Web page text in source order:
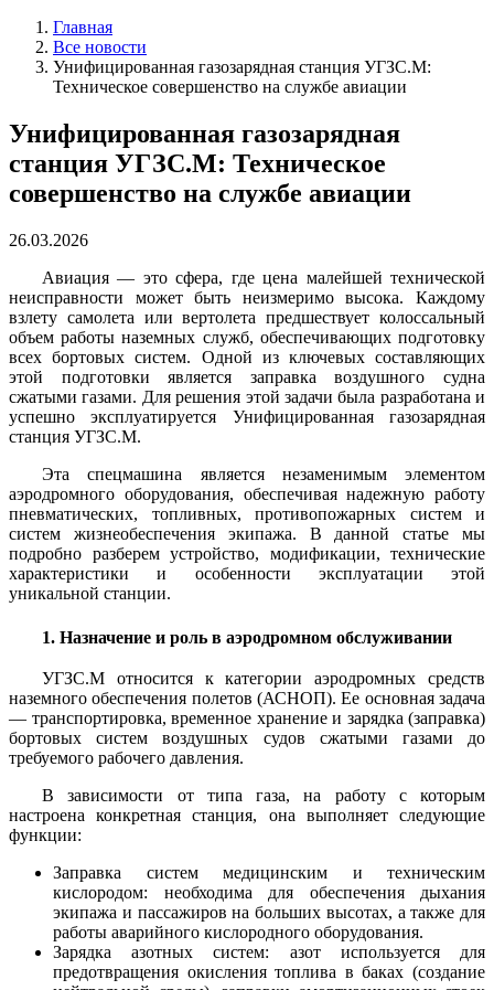
Главная
Все новости
Унифицированная газозарядная станция УГЗС.М:
Техническое совершенство на службе авиации
Унифицированная газозарядная
станция УГЗС.М: Техническое
совершенство на службе авиации
26.03.2026
Авиация — это сфера, где цена малейшей технической
неисправности может быть неизмеримо высока. Каждому
взлету самолета или вертолета предшествует колоссальный
объем работы наземных служб, обеспечивающих подготовку
всех бортовых систем. Одной из ключевых составляющих
этой подготовки является заправка воздушного судна
сжатыми газами. Для решения этой задачи была разработана и
успешно эксплуатируется Унифицированная газозарядная
станция УГЗС.М.
Эта спецмашина является незаменимым элементом
аэродромного оборудования, обеспечивая надежную работу
пневматических, топливных, противопожарных систем и
систем жизнеобеспечения экипажа. В данной статье мы
подробно разберем устройство, модификации, технические
характеристики и особенности эксплуатации этой
уникальной станции.
1. Назначение и роль в аэродромном обслуживании
УГЗС.М относится к категории аэродромных средств
наземного обеспечения полетов (АСНОП). Ее основная задача
— транспортировка, временное хранение и зарядка (заправка)
бортовых систем воздушных судов сжатыми газами до
требуемого рабочего давления.
В зависимости от типа газа, на работу с которым
настроена конкретная станция, она выполняет следующие
функции:
Заправка систем медицинским и техническим
кислородом: необходима для обеспечения дыхания
экипажа и пассажиров на больших высотах, а также для
работы аварийного кислородного оборудования.
Зарядка азотных систем: азот используется для
предотвращения окисления топлива в баках (создание